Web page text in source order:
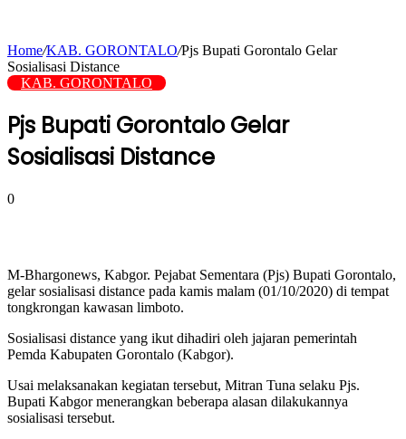
Home/KAB. GORONTALO/Pjs Bupati Gorontalo Gelar
Sosialisasi Distance
KAB. GORONTALO
Pjs Bupati Gorontalo Gelar
Sosialisasi Distance
0
M-Bhargonews, Kabgor. Pejabat Sementara (Pjs) Bupati Gorontalo,
gelar sosialisasi distance pada kamis malam (01/10/2020) di tempat
tongkrongan kawasan limboto.
Sosialisasi distance yang ikut dihadiri oleh jajaran pemerintah
Pemda Kabupaten Gorontalo (Kabgor).
Usai melaksanakan kegiatan tersebut, Mitran Tuna selaku Pjs.
Bupati Kabgor menerangkan beberapa alasan dilakukannya
sosialisasi tersebut.